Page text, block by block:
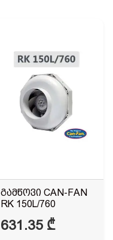
გამწოვი CAN-FAN
RK 150L/760
631.35 ₾